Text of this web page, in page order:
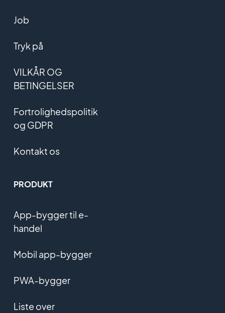
Job
Tryk på
VILKÅR OG
BETINGELSER
Fortrolighedspolitik
og GDPR
Kontakt os
PRODUKT
App-bygger til e-
handel
Mobil app-bygger
PWA-bygger
Liste over